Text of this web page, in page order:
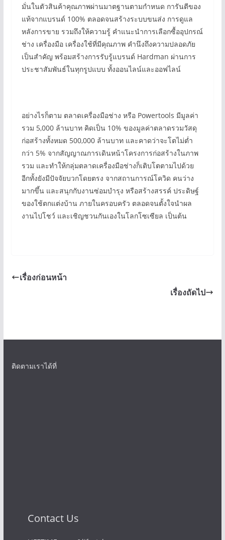
มั่นในตัวสินค้าคุณภาพผ่านมาตฐานตามกำหนด การันตีของ
แท้จากแบรนด์ 100% ตลอดจนสร้างระบบขนส่ง การดูแล
หลังการขาย รวมถึงให้ความรู้ คำแนะนำการเลือกซื้ออุปกรณ์
ช่าง เครื่องมือ เครื่องใช้ที่มีคุณภาพ คำนึงถึงความปลอดภัย
เป็นสำคัญ พร้อมสร้างการรับรู้แบรนด์ Hardman ผ่านการ
ประชาสัมพันธ์ในทุกรูปแบบ ทั้งออนไลน์และออฟไลน์
อย่างไรก็ตาม ตลาดเครื่องมือช่าง หรือ Powertools มีมูลค่า
รวม 5,000 ล้านบาท คิดเป็น 10% ของมูลค่าตลาดรวมวัสดุ
ก่อสร้างทั้งหมด 500,000 ล้านบาท และคาดว่าจะโตไม่ต่ำ
กว่า 5% จากสัญญาณการเดินหน้าโครงการก่อสร้างในภาพ
รวม และทำให้กลุ่มตลาดเครื่องมือช่างก็เติบโตตามไปด้วย
อีกทั้งยังมีปัจจัยบวกโดยตรง จากสถานการณ์โควิด คนว่าง
มากขึ้น และสนุกกับงานซ่อมบำรุง หรือสร้างสรรค์ ประดิษฐ์
ของใช้ตกแต่งบ้าน ภายในครอบครัว ตลอดจนตั้งใจนำผล
งานไปโชว์ และเชิญชวนกันเองในโลกโซเซียล เป็นต้น
เรื่องก่อนหน้า
เรื่องถัดไป
ติดตามเราได้ที่
Contact Us